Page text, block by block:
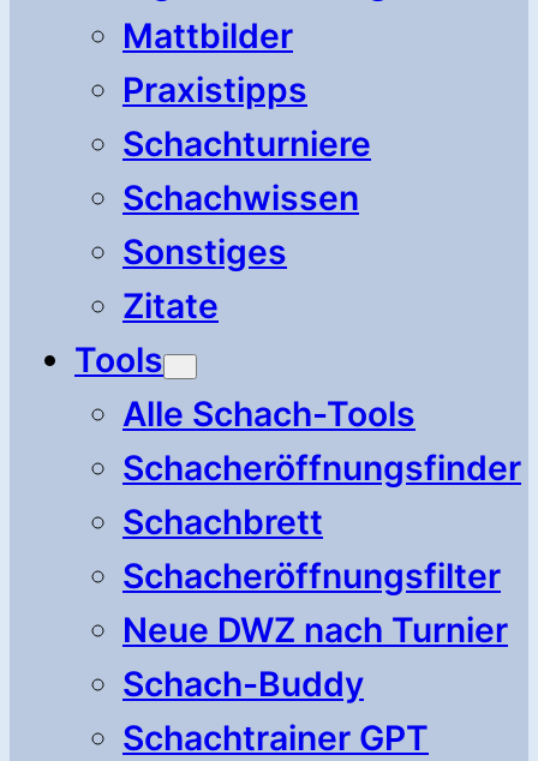
Mattbilder
Praxistipps
Schachturniere
Schachwissen
Sonstiges
Zitate
Tools
Alle Schach-Tools
Schacheröffnungsfinder
Schachbrett
Schacheröffnungsfilter
Neue DWZ nach Turnier
Schach-Buddy
Schachtrainer GPT